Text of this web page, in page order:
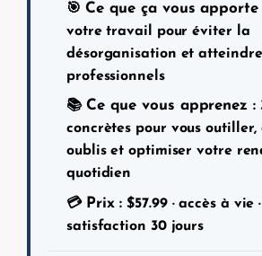
🎯 Ce que ça vous apporte
votre travail pour éviter la
désorganisation et
professionnels
📚 Ce que vous apprenez :
concrètes pour vous
oublis et optimiser votre
quotidien
💳 Prix : $57.99· accès à vie
satisfaction 30 jours